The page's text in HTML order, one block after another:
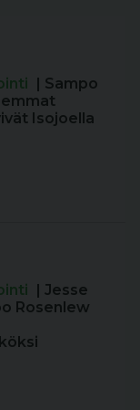
| Sampo
Isojoella
| Jesse
Rosenlew